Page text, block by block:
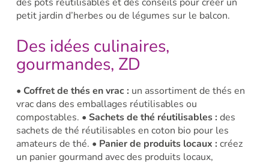
petit jardin d’herbes ou de légumes sur le balcon.
Des idées culinaires,
gourmandes, ZD
• Coffret de thés en vrac : un assortiment de thés en
vrac dans des emballages réutilisables ou
compostables. • Sachets de thé réutilisables : des
sachets de thé réutilisables en coton bio pour les
amateurs de thé. • Panier de produits locaux : créez
un panier gourmand avec des produits locaux,